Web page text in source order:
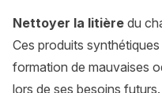
Nettoyer la litière du
Ces produits
formation de mauvaises
lors de ses besoins